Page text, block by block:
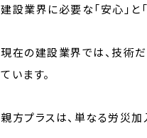
建設業界に必要な「安心」と
現在の建設業界では、技術
ています。
親方プラスは、単なる労災加